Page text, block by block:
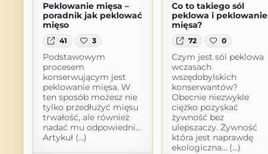
Peklowanie mięsa –
poradnik jak peklować
mięso
41 3
Podstawowym
procesem
konserwującym jest
peklowanie mięsa. W
ten sposób możesz nie
tylko przedłużyć mięsu
trwałość, ale również
nadać mu odpowiedni...
Artykuł (...)
Co to takiego sól
peklowa i peklowanie
mięsa?
72 0
Czym jest sól peklowa
wczasach
wszędobylskich
konserwantów?
Obecnie niezwykle
ciężko pozyskać
żywność bez
ulepszaczy. Żywność
która jest naprawdę
ekologiczna… (...)